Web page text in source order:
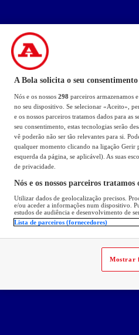
A Bola solicita o seu
Nós e os nossos 298 parceiros armazenamos
no seu dispositivo. Se selecionar «Aceito»,
e os nossos parceiros tratamos dados para
seu consentimento, estas tecnologias serão
vê poderão não ser tão relevantes para si.
qualquer momento clicando na ligação Gerir
esquerda da página, se aplicável). As suas
de privacidade.
Nós e os nossos parceiros
Utilizar dados de geolocalização precisos.
e/ou aceder a informações num dispositivo.
estudos de audiência e desenvolvimento de
Lista de parceiros (fornecedores)
Mostrar